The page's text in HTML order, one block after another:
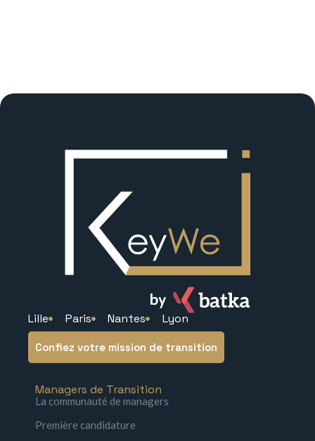
Lille Paris Nantes Lyon
Confiez votre mission de transition
Managers de Transition
La communauté de managers
Première candidature